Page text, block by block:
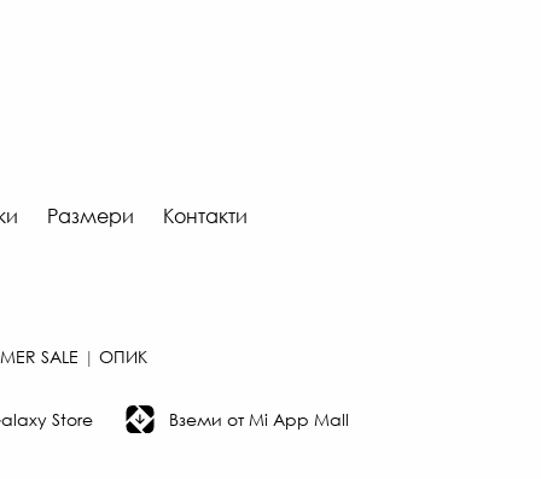
Размери Контакти
SALE | ОПИК
Store Вземи от Mi App Mall